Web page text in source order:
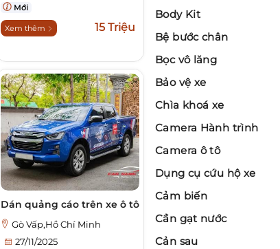
Mới
Xem thêm 15 Triệu
Dán quảng cáo trên xe ô tô
Gò Vấp,Hồ Chí Minh
27/11/2025
Body Kit
Bệ bước chân
Bọc vô lăng
Bảo vệ xe
Chìa khoá xe
Camera Hành trình
Camera ô tô
Dụng cụ cứu hộ xe
Cảm biến
Cần gạt nước
Cản sau